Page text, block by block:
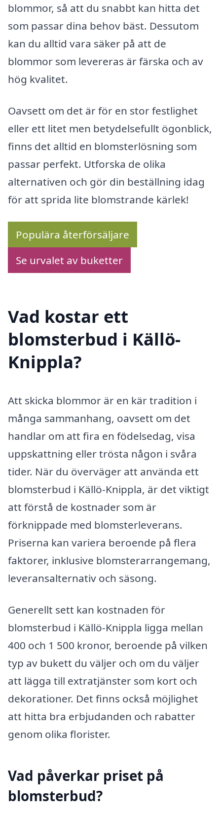
blommor, så att du snabbt kan hitta det
som passar dina behov bäst. Dessutom
kan du alltid vara säker på att de
blommor som levereras är färska och av
hög kvalitet.
Oavsett om det är för en stor festlighet
eller ett litet men betydelsefullt ögonblick,
finns det alltid en blomsterlösning som
passar perfekt. Utforska de olika
alternativen och gör din beställning idag
för att sprida lite blomstrande kärlek!
Populära återförsäljare
Se urvalet av buketter
Vad kostar ett
blomsterbud i Källö-
Knippla?
Att skicka blommor är en kär tradition i
många sammanhang, oavsett om det
handlar om att fira en födelsedag, visa
uppskattning eller trösta någon i svåra
tider. När du överväger att använda ett
blomsterbud i Källö-Knippla, är det viktigt
att förstå de kostnader som är
förknippade med blomsterleverans.
Priserna kan variera beroende på flera
faktorer, inklusive blomsterarrangemang,
leveransalternativ och säsong.
Generellt sett kan kostnaden för
blomsterbud i Källö-Knippla ligga mellan
400 och 1 500 kronor, beroende på vilken
typ av bukett du väljer och om du väljer
att lägga till extratjänster som kort och
dekorationer. Det finns också möjlighet
att hitta bra erbjudanden och rabatter
genom olika florister.
Vad påverkar priset på
blomsterbud?